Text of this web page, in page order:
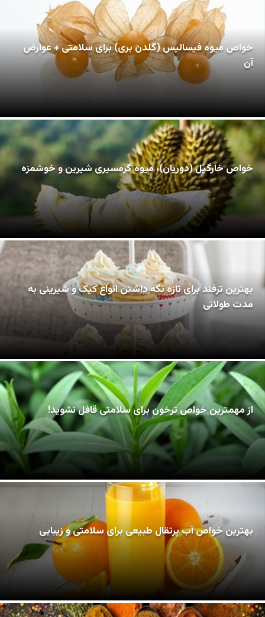
خواص میوه فیسالیس (گلدن بری) برای سلامتی + عوارض
آن
خواص خارگیل (دوریان)، میوه گرمسیری شیرین و خوشمزه
بهترین ترفند برای تازه نگه داشتن انواع کیک و شیرینی به
مدت طولانی
از مهمترین خواص ترخون برای سلامتی قافل نشوید!
بهترین خواص آب پرتقال طبیعی برای سلامتی و زیبایی